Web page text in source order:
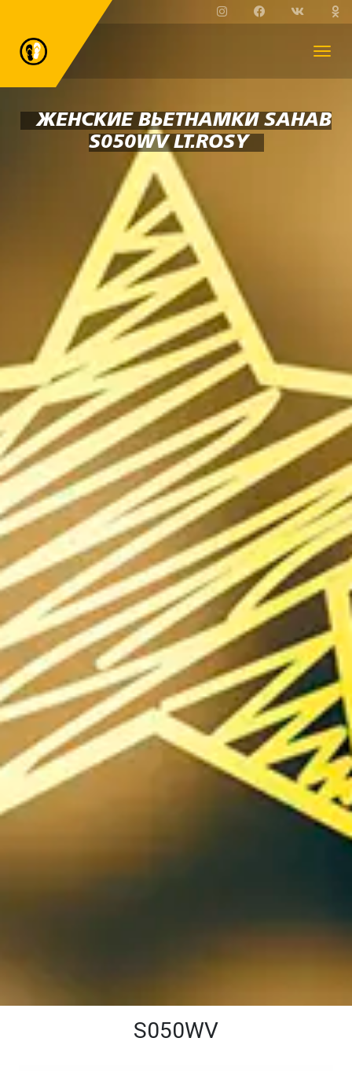
ЖЕНСКИЕ ВЬЕТНАМКИ SAHAB
S050WV LT.ROSY
S050WV